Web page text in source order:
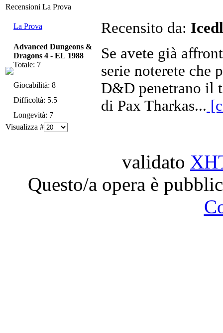
Recensioni La Prova
La Prova Recensito da:
Se avete già
serie noterete che
D&D penetrano il
di Pax Tharkas...
Advanced Dungeons &
Dragons 4 - EL 1988
Totale: 7
Giocabilità: 8
Difficoltà: 5.5
Longevità: 7
Visualizza #
validato
Questo/a opera è